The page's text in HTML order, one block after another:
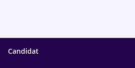
Candidat